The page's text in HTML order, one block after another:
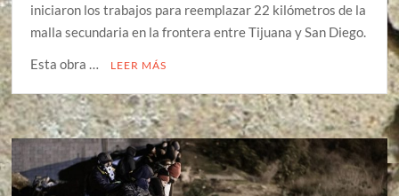
iniciaron los trabajos para reemplazar 22 kilómetros de la
malla secundaria en la frontera entre Tijuana y San Diego.
Esta obra …
LEER MÁS